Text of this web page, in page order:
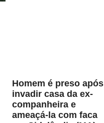
Homem é preso após
invadir casa da ex-
companheira e
ameaçá-la com faca